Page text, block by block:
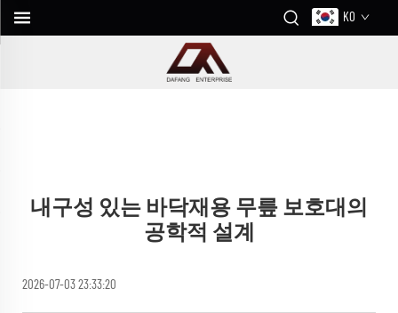
KO
내구성 있는 바닥재용 무릎 보호대의
공학적 설계
2026-07-03 23:33:20